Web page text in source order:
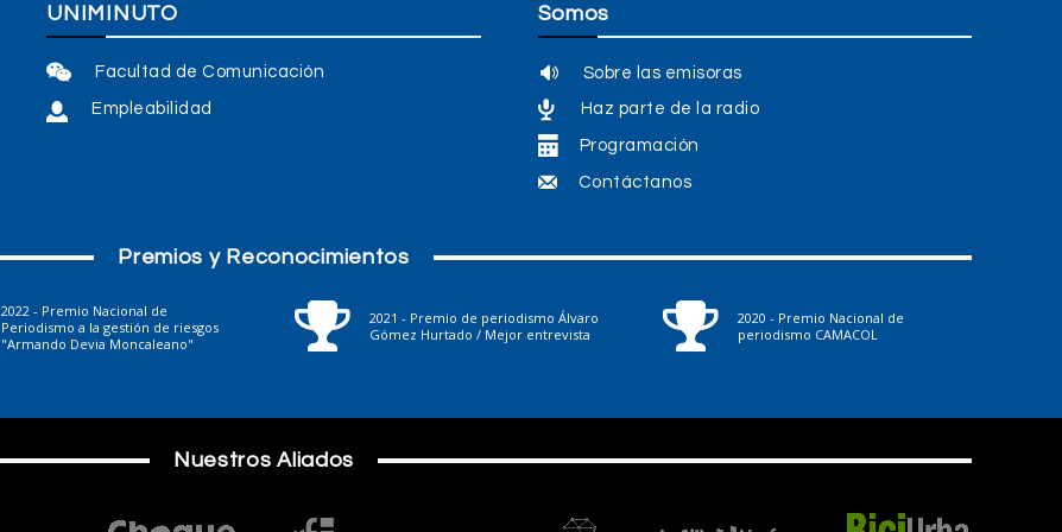
UNIMINUTO
Facultad de Comunicación
Empleabilidad
Somos
Sobre las emisoras
Haz parte de la radio
Programación
Contáctanos
Premios y Reconocimientos
2022 - Premio Nacional de
Periodismo a la gestión de riesgos
"Armando Devia Moncaleano"
2021 - Premio de periodismo Álvaro
Gómez Hurtado / Mejor entrevista
2020 - Premio Nacional de
periodismo CAMACOL
Nuestros Aliados